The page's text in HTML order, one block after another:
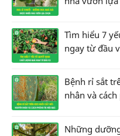
Tìm hiểu 7
ngay từ đầu
Bệnh rỉ sắt
nhân và
Những